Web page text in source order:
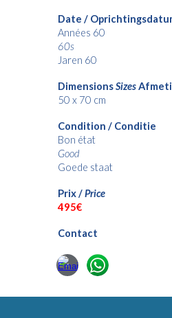
Date /
Années 60
60s
Jaren 60
DimensionsSizes
50 x 70 cm
Condition / Conditie
Bon état
Good
Goede staat
Prix /Price
495€
Contact